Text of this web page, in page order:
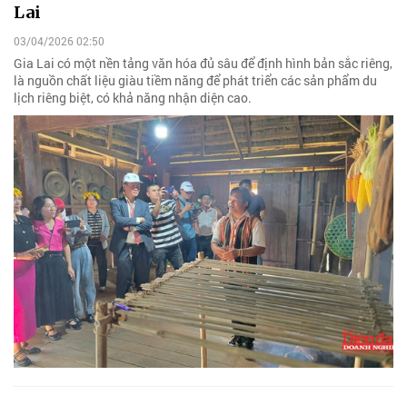
Lai
03/04/2026 02:50
Gia Lai có một nền tảng văn hóa đủ sâu để định hình bản sắc riêng,
là nguồn chất liệu giàu tiềm năng để phát triển các sản phẩm du
lịch riêng biệt, có khả năng nhận diện cao.